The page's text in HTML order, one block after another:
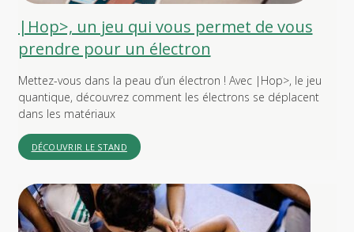
|Hop>, un jeu qui vous permet de vous
prendre pour un électron
Mettez-vous dans la peau d’un électron ! Avec |Hop>, le jeu
quantique, découvrez comment les électrons se déplacent
dans les matériaux
DÉCOUVRIR LE STAND